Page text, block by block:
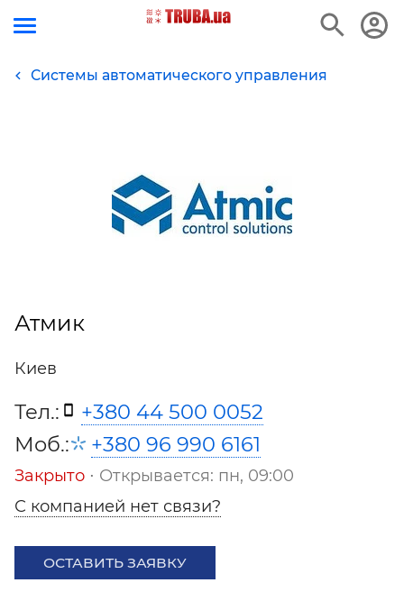
Системы автоматического управления
Атмик
Киев
Тел.:
+380 44 500 0052
Моб.:
+380 96 990 6161
Закрыто ⋅ Открывается: пн, 09:00
С компанией нет связи?
ОСТАВИТЬ ЗАЯВКУ